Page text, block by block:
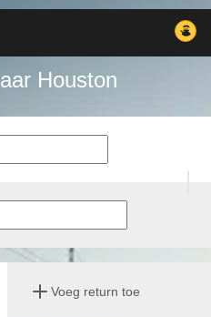
Houston
Voeg return toe